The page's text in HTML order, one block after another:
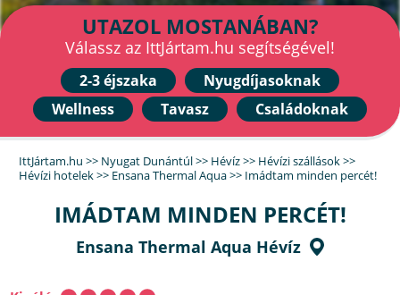
UTAZOL MOSTANÁBAN?
Válassz az IttJártam.hu segítségével!
2-3 éjszaka
Nyugdíjasoknak
Wellness
Tavasz Családoknak
IttJártam.hu >> Nyugat Dunántúl>> Hévíz>> Hévízi szállások>>
Hévízi hotelek>> Ensana Thermal Aqua>> Imádtam minden percét!
IMÁDTAM MINDEN PERCÉT!
Ensana Thermal Aqua Hévíz